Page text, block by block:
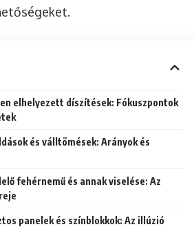
elhelyezett díszítések: Fókuszpontok
és válltömések: Arányok és
fehérnemű és annak viselése: Az
panelek és színblokkok: Az illúzió